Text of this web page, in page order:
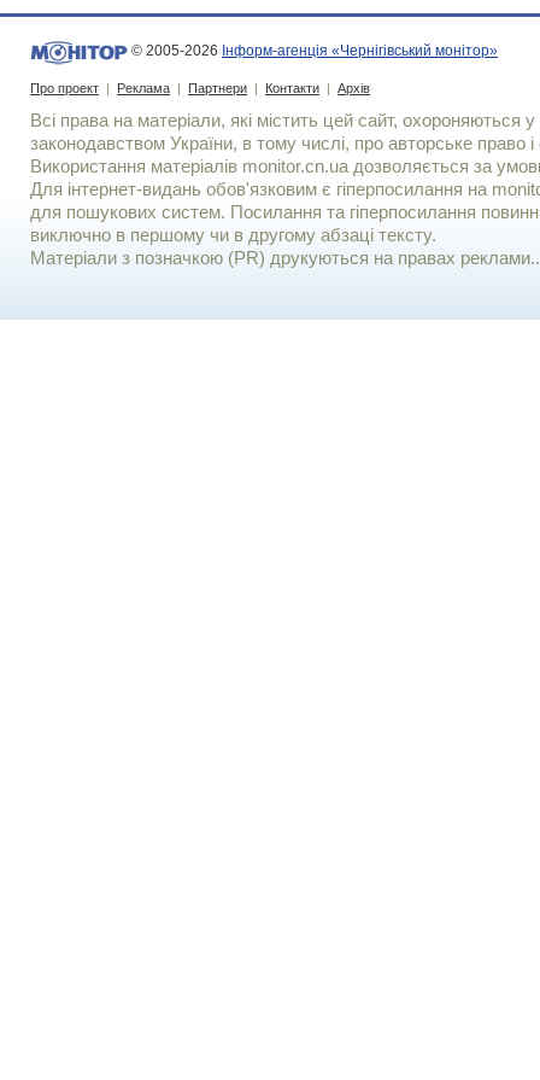
© 2005-2026 Інформ-агенція «Чернігівський монітор»
Про проект | Реклама | Партнери | Контакти | Архів
Всі права на матеріали, які містить цей сайт, охороняються у
законодавством України, в тому числі, про авторське право і
Використання матерiалiв monitor.cn.ua дозволяється за
Для iнтернет-видань обов'язковим є гiперпосилання на
для пошукових систем. Посилання та гіперпосилання
виключно в першому чи в другому абзаці тексту.
Матеріали з позначкою (PR) друкуються на правах реклами..